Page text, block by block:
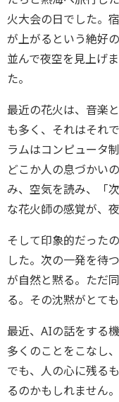
火大会の日でした。
が上がるという絶好
並んで夜空を見上げ
た。
最近の花火は、音楽
も多く、それはそれ
ラムはコンピュータ
どこか人の息づかい
み、空気を読み、「
な花火師の感覚が、
そして印象的だった
した。次の一発を待
が自然と黙る。ただ
る。その沈黙がとて
最近、AIの話をする
多くのことをこなし
でも、人の心に残る
るのかもしれません